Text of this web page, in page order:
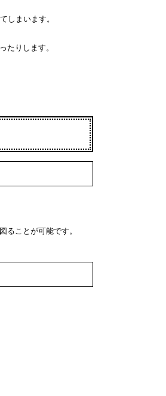
しまいます。
たりします。
ることが可能です。